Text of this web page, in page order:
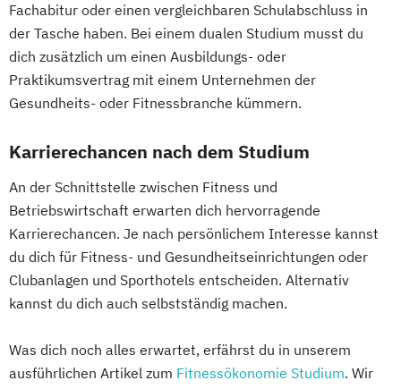
Fachabitur oder einen vergleichbaren Schulabschluss in
der Tasche haben. Bei einem dualen Studium musst du
dich zusätzlich um einen Ausbildungs- oder
Praktikumsvertrag mit einem Unternehmen der
Gesundheits- oder Fitnessbranche kümmern.
Karrierechancen nach dem Studium
An der Schnittstelle zwischen Fitness und
Betriebswirtschaft erwarten dich hervorragende
Karrierechancen. Je nach persönlichem Interesse kannst
du dich für Fitness- und Gesundheitseinrichtungen oder
Clubanlagen und Sporthotels entscheiden. Alternativ
kannst du dich auch selbstständig machen.
Was dich noch alles erwartet, erfährst du in unserem
ausführlichen Artikel zum Fitnessökonomie Studium. Wir